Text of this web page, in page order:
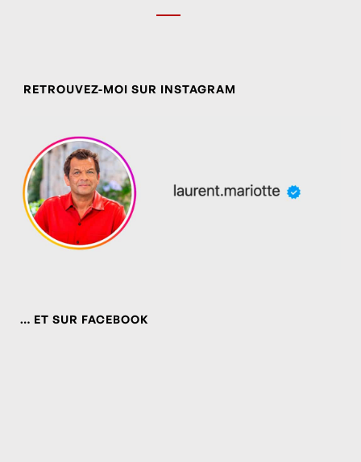
RETROUVEZ-MOI SUR INSTAGRAM
… ET SUR FACEBOOK